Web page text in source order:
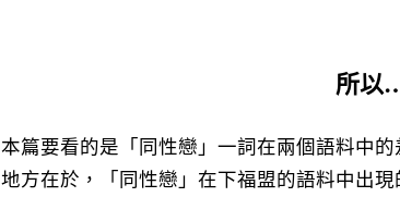
所以
本篇要看的是「同性戀」一詞在兩個語料中
地方在於，「同性戀」在下福盟的語料中出